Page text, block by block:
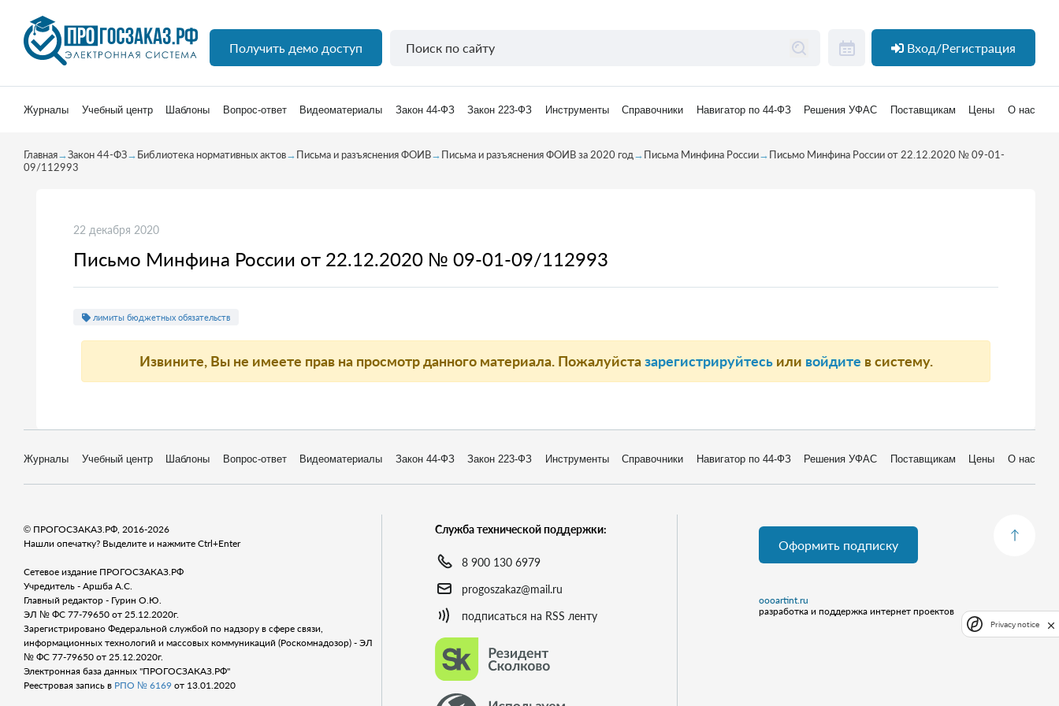
Получить демо доступ Вход/Регистрация
Журналы Учебный центр Шаблоны Вопрос-ответ Видеоматериалы Закон 44-ФЗ Закон 223-ФЗ Инструменты Справочники Навигатор по 44-ФЗ Решения УФАС Поставщикам Цены О нас
Главная→Закон 44-ФЗ→Библиотека нормативных актов→Письма и разъяснения ФОИВ→Письма и разъяснения ФОИВ за 2020 год→Письма Минфина России→Письмо Минфина России от 22.12.2020 № 09-01-
09/112993
22 декабря 2020
Письмо Минфина России от 22.12.2020 № 09-01-09/112993
лимиты бюджетных обязательств
Извините, Вы не имеете прав на просмотр данного материала. Пожалуйстазарегистрируйтесьили войдите в систему.
Журналы Учебный центр Шаблоны Вопрос-ответ Видеоматериалы Закон 44-ФЗ Закон 223-ФЗ Инструменты Справочники Навигатор по 44-ФЗ Решения УФАС Поставщикам Цены О нас
© ПРОГОСЗАКАЗ.РФ, 2016-2026
Нашли опечатку? Выделите и нажмите Ctrl+Enter
Сетевое издание ПРОГОСЗАКАЗ.РФ
Учредитель - Аршба А.С.
Главный редактор - Гурин О.Ю.
ЭЛ № ФС 77-79650 от 25.12.2020г.
Зарегистрировано Федеральной службой по надзору в сфере связи,
информационных технологий и массовых коммуникаций (Роскомнадозор) - ЭЛ
№ ФС 77-79650 от 25.12.2020г.
Электронная база данных "ПРОГОСЗАКАЗ.РФ"
Реестровая запись в РПО № 6169 от 13.01.2020
Служба технической поддержки:
8 900 130 6979
progoszakaz@mail.ru
подписаться на RSS ленту
Оформить подписку
oooartint.ru
разработка и поддержка интернет проектов
Privacy notice